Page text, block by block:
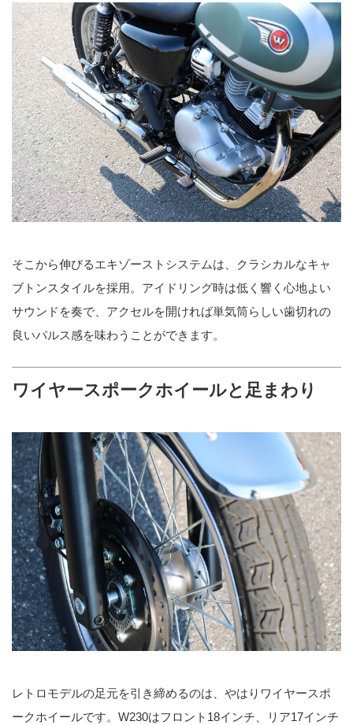
そこから伸びるエキゾーストシステムは、クラシカルなキャ
ブトンスタイルを採用。アイドリング時は低く響く心地よい
サウンドを奏で、アクセルを開ければ単気筒らしい歯切れの
良いパルス感を味わうことができます。
ワイヤースポークホイールと足まわり
レトロモデルの足元を引き締めるのは、やはりワイヤースポ
ークホイールです。W230はフロント18インチ、リア17インチ